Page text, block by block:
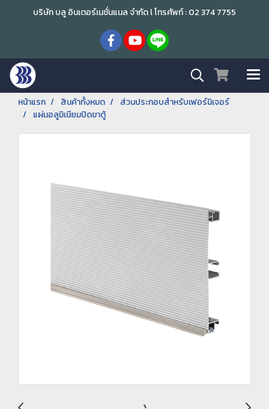
บริษัท บลู อินเตอร์เนชั่นแนล จำกัด l โทรศัพท์ : 02 374 7755
หน้าแรก สินค้าทั้งหมด
ส่วนประกอบสำหรับเฟอร์นิเจอร์
แผ่นอลูมิเนียมปิดขาตู้